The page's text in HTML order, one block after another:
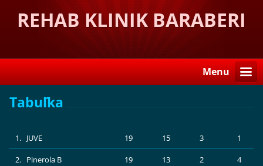
REHAB KLINIK BARABERI
Menu
Tabuľka
1. JUVE 19 15 3 1
2. Pinerola B 19 13 2 4